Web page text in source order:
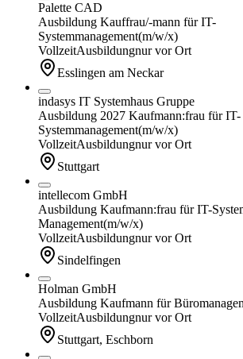
Palette CAD
Ausbildung Kauffrau/-mann für IT-
Systemmanagement(m/w/x)
VollzeitAusbildungnur vor Ort
Esslingen am Neckar
indasys IT Systemhaus Gruppe
Ausbildung 2027 Kaufmann:frau für IT-
Systemmanagement(m/w/x)
VollzeitAusbildungnur vor Ort
Stuttgart
intellecom GmbH
Ausbildung Kaufmann:frau für IT-
Management(m/w/x)
VollzeitAusbildungnur vor Ort
Sindelfingen
Holman GmbH
Ausbildung Kaufmann für
VollzeitAusbildungnur vor Ort
Stuttgart, Eschborn